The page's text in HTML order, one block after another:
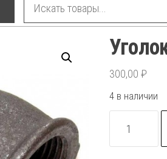
300,00 ₽
4 в наличии
товара